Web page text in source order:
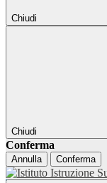
Chiudi
Chiudi
Conferma
Annulla Conferma